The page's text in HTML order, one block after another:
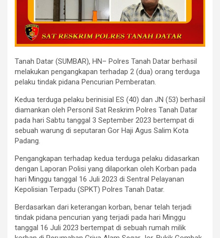
Tanah Datar (SUMBAR), HN– Polres Tanah Datar berhasil
melakukan pengangkapan terhadap 2 (dua) orang terduga
pelaku tindak pidana Pencurian Pemberatan.
Kedua terduga pelaku berinisial ES (40) dan JN (53) berhasil
diamankan oleh Personil Sat Reskrim Polres Tanah Datar
pada hari Sabtu tanggal 3 September 2023 bertempat di
sebuah warung di seputaran Gor Haji Agus Salim Kota
Padang.
Pengangkapan terhadap kedua terduga pelaku didasarkan
dengan Laporan Polisi yang dilaporkan oleh Korban pada
hari Minggu tanggal 16 Juli 2023 di Sentral Pelayanan
Kepolisian Terpadu (SPKT) Polres Tanah Datar.
Berdasarkan dari keterangan korban, benar telah terjadi
tindak pidana pencurian yang terjadi pada hari Minggu
tanggal 16 Juli 2023 bertempat di sebuah rumah milik